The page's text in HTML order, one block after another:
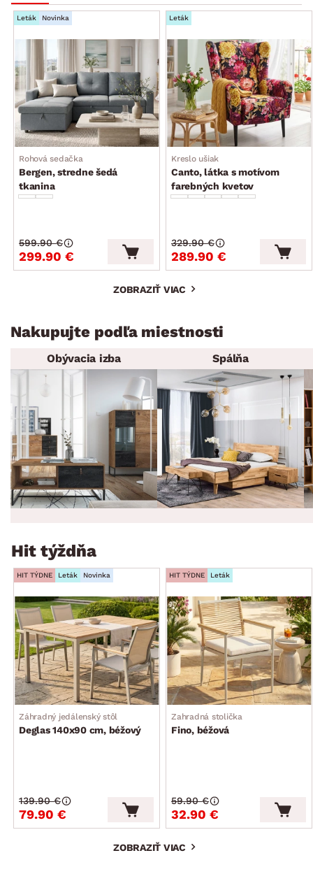
Leták Novinka
Rohová sedačka
Bergen, stredne šedá
tkanina
299.90 €
599.90 €
Leták
Kreslo ušiak
Canto, látka s motívom
farebných kvetov
289.90 €
329.90 €
ZOBRAZIŤ VIAC
Nakupujte podľa miestnosti
Obývacia izba Spálňa
Hit týždňa
HIT TÝDNE Leták Novinka
Záhradný jedálenský stôl
Deglas 140x90 cm, béžový
79.90 €
139.90 €
HIT TÝDNE Leták
Zahradná stolička
Fino, béžová
32.90 €
59.90 €
ZOBRAZIŤ VIAC